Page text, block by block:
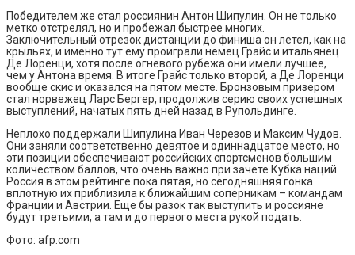
Победителем же стал россиянин Антон Шипулин. Он не только
метко отстрелял, но и пробежал быстрее многих.
Заключительный отрезок дистанции до финиша он летел, как на
крыльях, и именно тут ему проиграли немец Грайс и итальянец
Де Лоренци, хотя после огневого рубежа они имели лучшее,
чем у Антона время. В итоге Грайс только второй, а Де Лоренци
вообще скис и оказался на пятом месте. Бронзовым призером
стал норвежец Ларс Бергер, продолжив серию своих успешных
выступлений, начатых пять дней назад в Рупольдинге.
Неплохо поддержали Шипулина Иван Черезов и Максим Чудов.
Они заняли соответственно девятое и одиннадцатое место, но
эти позиции обеспечивают российских спортсменов большим
количеством баллов, что очень важно при зачете Кубка наций.
Россия в этом рейтинге пока пятая, но сегодняшняя гонка
вплотную их приблизила к ближайшим соперникам – командам
Франции и Австрии. Еще бы разок так выступить и россияне
будут третьими, а там и до первого места рукой подать.
Фото: afp.com